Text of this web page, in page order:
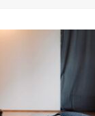
ALLE FLOHMARKT